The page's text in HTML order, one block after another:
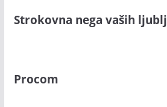
Strokovna nega vaših
Procom